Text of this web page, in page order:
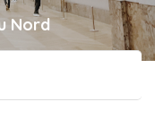
Nord